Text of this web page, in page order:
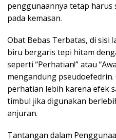
penggunaannya tetap harus
pada kemasan.
Obat Bebas Terbatas, di sisi
biru bergaris tepi hitam
seperti “Perhatian!” atau
mengandung
perhatian lebih karena efek
timbul jika digunakan
anjuran.
Tantangan dalam